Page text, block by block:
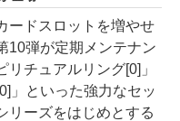
ードスロットを増やせ
10弾が定期メンテナン
チュアルリング[0]」
」といった強力なセッ
リーズをはじめとする